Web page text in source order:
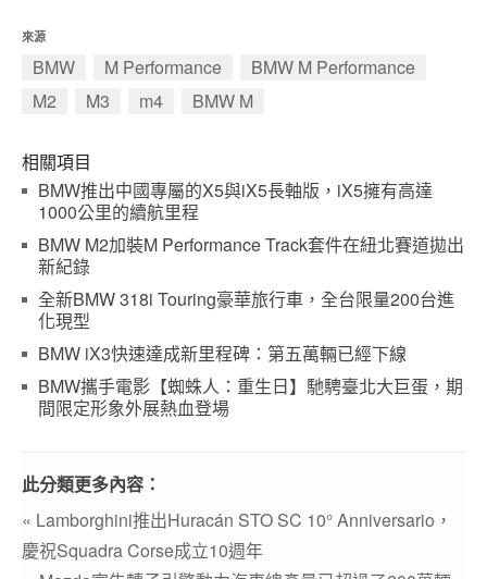
來源
BMW M Performance
BMW M Performance
M2
M3 m4 BMW M
相關項目
BMW推出中國專屬的X5與iX5長軸版，iX5擁有高達
1000公里的續航里程
BMW M2加裝M Performance Track套件在紐北賽道拋出
新紀錄
全新BMW 318i Touring豪華旅行車，全台限量200台進
化現型
BMW iX3快速達成新里程碑：第五萬輛已經下線
BMW攜手電影【蜘蛛人：重生日】馳騁臺北大巨蛋，期
間限定形象外展熱血登場
此分類更多內容：
« Lamborghini推出Huracán STO SC 10° Anniversario，
慶祝Squadra Corse成立10週年